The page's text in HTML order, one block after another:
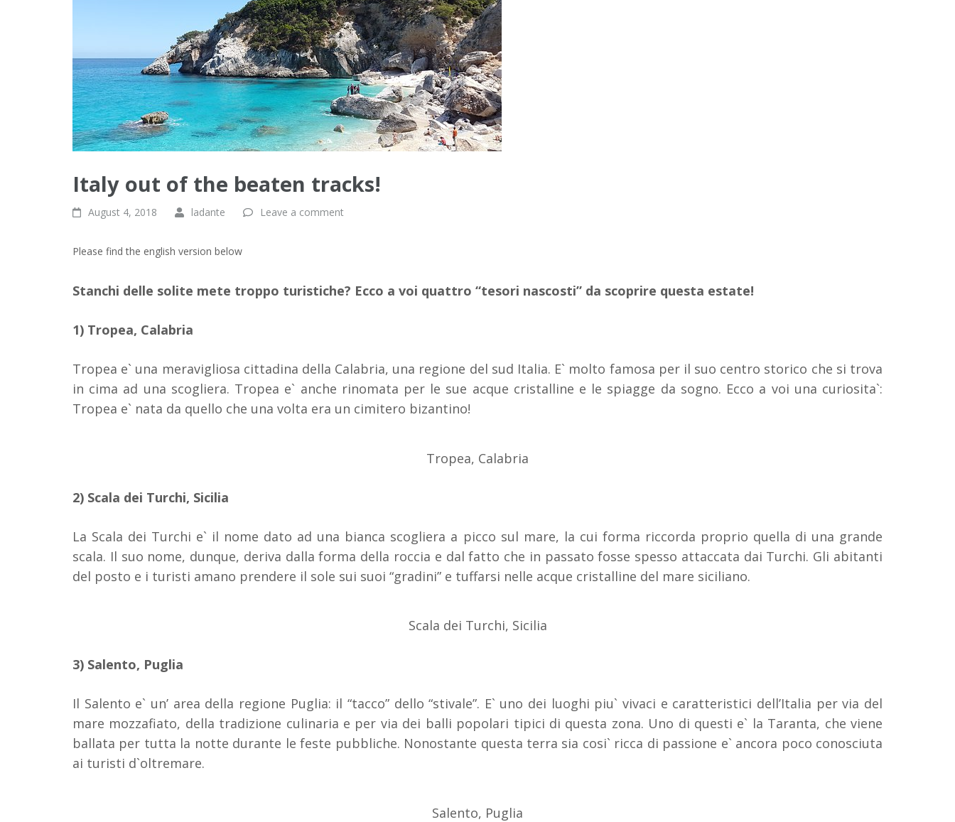
Italy out of the beaten tracks!
August 4, 2018 ladante Leave a comment
Please find the english version below
Stanchi delle solite mete troppo turistiche? Ecco a voi quattro “tesori nascosti” da scoprire questa estate!
1) Tropea, Calabria
Tropea e` una meravigliosa cittadina della Calabria, una regione del sud Italia. E` molto famosa per il suo centro storico che si trova
in cima ad una scogliera. Tropea e` anche rinomata per le sue acque cristalline e le spiagge da sogno. Ecco a voi una curiosita`:
Tropea e` nata da quello che una volta era un cimitero bizantino!
Tropea, Calabria
2) Scala dei Turchi, Sicilia
La Scala dei Turchi e` il nome dato ad una bianca scogliera a picco sul mare, la cui forma riccorda proprio quella di una grande
scala. Il suo nome, dunque, deriva dalla forma della roccia e dal fatto che in passato fosse spesso attaccata dai Turchi. Gli abitanti
del posto e i turisti amano prendere il sole sui suoi “gradini” e tuffarsi nelle acque cristalline del mare siciliano.
Scala dei Turchi, Sicilia
3) Salento, Puglia
Il Salento e` un’ area della regione Puglia: il “tacco” dello “stivale”. E` uno dei luoghi piu` vivaci e caratteristici dell’Italia per via del
mare mozzafiato, della tradizione culinaria e per via dei balli popolari tipici di questa zona. Uno di questi e` la Taranta, che viene
ballata per tutta la notte durante le feste pubbliche. Nonostante questa terra sia cosi` ricca di passione e` ancora poco conosciuta
ai turisti d`oltremare.
Salento, Puglia